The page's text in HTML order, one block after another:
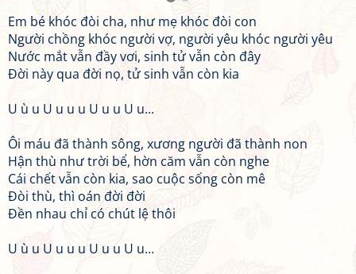
Em bé khóc đòi cha, như mẹ khóc đòi con
Người chồng khóc người vợ, người yêu khóc người yêu
Nước mắt vẫn đầy vơi, sinh tử vẫn còn đây
Đời này qua đời nọ, tử sinh vẫn còn kia
U ù u U u u u U u u U u...
Ôi máu đã thành sông, xương người đã thành non
Hận thù như trời bể, hờn căm vẫn còn nghe
Cái chết vẫn còn kia, sao cuộc sống còn mê
Đòi thù, thì oán đời đời
Đền nhau chỉ có chút lệ thôi
U ù u U u u u U u u U u...